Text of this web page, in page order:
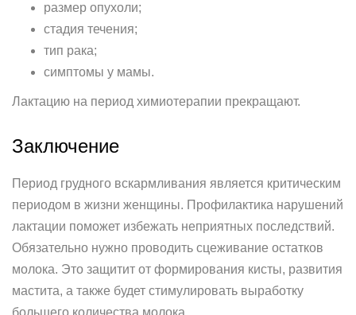
размер опухоли;
стадия течения;
тип рака;
симптомы у мамы.
Лактацию на период химиотерапии прекращают.
Заключение
Период грудного вскармливания является критическим
периодом в жизни женщины. Профилактика нарушений
лактации поможет избежать неприятных последствий.
Обязательно нужно проводить сцеживание остатков
молока. Это защитит от формирования кисты, развития
мастита, а также будет стимулировать выработку
большего количества молока.